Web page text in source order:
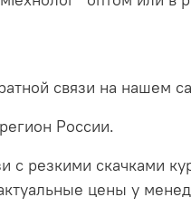
связи на нашем
России.
с резкими скачками
цены у